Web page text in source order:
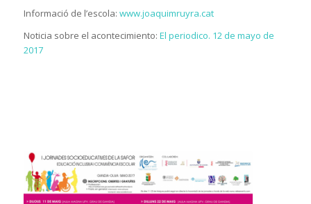
Informació de l’escola: www.joaquimruyra.cat
Noticia sobre el acontecimiento: El periodico. 12 de mayo de
2017